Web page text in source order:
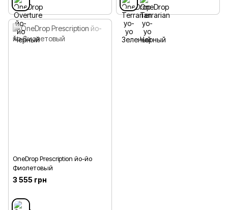
OneDrop Prescription йо-йо
Фиолетовый
3 555 грн